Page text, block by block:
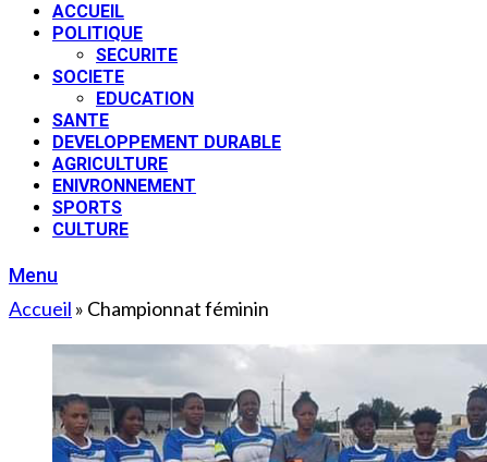
ACCUEIL
POLITIQUE
SECURITE
SOCIETE
EDUCATION
SANTE
DEVELOPPEMENT DURABLE
AGRICULTURE
ENIVRONNEMENT
SPORTS
CULTURE
Menu
Accueil » Championnat féminin